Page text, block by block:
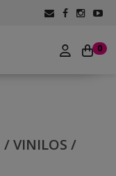
0
/VINILOS /